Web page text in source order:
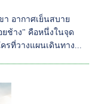
า อากาศเย็นสบาย
ช้าง" คือหนึ่งในจุด
ที่วางแผนเดินทาง...